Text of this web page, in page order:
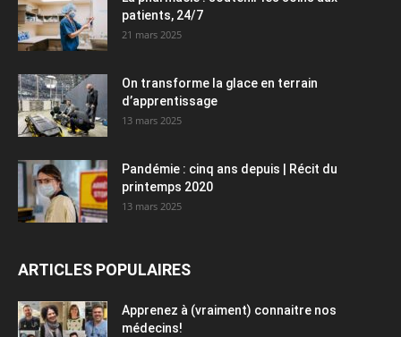
patients, 24/7
21 mars 2025
On transforme la glace en terrain
d’apprentissage
13 mars 2025
Pandémie : cinq ans depuis | Récit du
printemps 2020
13 mars 2025
ARTICLES POPULAIRES
Apprenez à (vraiment) connaitre nos
médecins!